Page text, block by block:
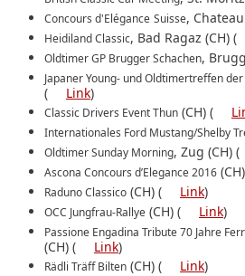
Concours d'Elégance Suisse,
Heidiland Classic, Bad Ragaz (CH) (
Oldtimer GP Brugger Schachen,
Japaner Young- und Oldtimertreffen
(
Link)
Classic Drivers Event Thun (CH) (
Internationales Ford Mustang/Shelby
Oldtimer Sunday Morning, Zug (CH) (
Ascona Concours d’Elegance 2016
Raduno Classico (CH) ( Link)
OCC Jungfrau-Rallye (CH) ( Link)
Passione Engadina Tribute 70 Jahre
(CH) (
Link)
Rädli Träff Bilten (CH) ( Link)